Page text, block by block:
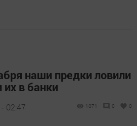
наши предки ловили
в банки
02:47 1071 0 0